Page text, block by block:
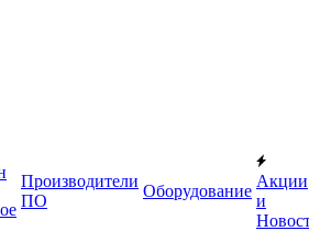
Производители
ПО
Оборудование
Акции
и